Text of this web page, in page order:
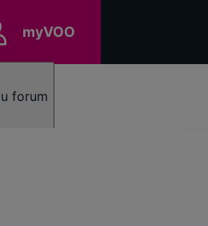
myVOO
forum